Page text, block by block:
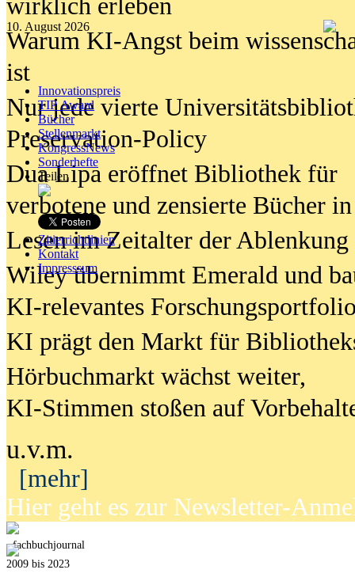
10. August 2026
Innovationspreis
TIP Award
Bücher
Stellenmarkt
KongressNews
Sonderhefte
Teilen
Zitierrichtlinien
Kontakt
Impresssum
wirklich erleben
Warum KI-Angst beim
ist
Nur jede vierte
Preservation-Policy
Dua Lipa eröffnet Bibliothek für
verbotene und zensierte Bücher
Lesen im Zeitalter der Ablenkung
Wiley übernimmt Emerald und
KI-relevantes
KI prägt den Markt für
Hörbuchmarkt wächst weiter,
KI-Stimmen stoßen auf
u.v.m.
[mehr]
Hier geht es zur Newsletter-
fachbuchjournal
2009 bis 2023